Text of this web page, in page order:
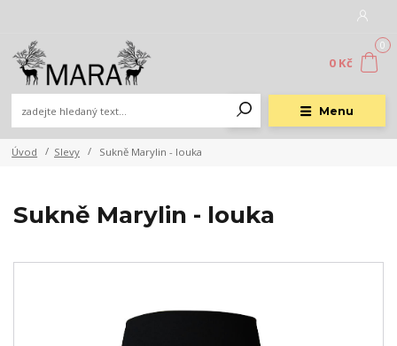
Menu
0
0 Kč
Úvod Slevy Sukně Marylin - louka
Sukně Marylin - louka